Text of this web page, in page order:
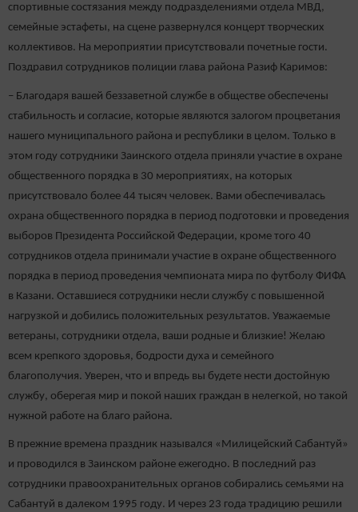
спортивные состязания между подразделениями отдела МВД,
семейные эстафеты, на сцене развернулся концерт творческих
коллективов. На мероприятии присутствовали почетные гости.
Поздравил сотрудников полиции глава района Разиф Каримов:
– Благодаря вашей беззаветной службе в обществе обеспечены
стабильность и согласие, которые являются залогом процветания
нашего муниципального района и республики в целом. Только в
этом году сотрудники Заинского отдела приняли участие в охране
общественного порядка в 30 мероприятиях, на которых
присутствовало более 44 тысяч человек. Вами обеспечивалась
охрана общественного порядка в период подготовки и проведения
выборов Президента Российской Федерации, кроме того 40
сотрудников отдела принимали участие в охране общественного
порядка в период проведения чемпионата мира по футболу ФИФА
в Казани. Оставшиеся сотрудники несли службу с повышенной
нагрузкой и добились положительных результатов. Уважаемые
ветераны, сотрудники отдела, ваши родные и близкие! Желаю
всем крепкого здоровья, бодрости духа и семейного
благополучия. Уверен, что и впредь вы будете нести достойную
службу, оберегая мир и покой наших граждан в нелегкой, но такой
нужной работе на благо района.
В прежние времена праздник назывался «Милицейский Сабантуй»
и проводился в Заинском районе ежегодно. В последний раз
сотрудники правоохранительных органов собирались семьями на
Сабантуй в далеком 1995 году. И через 23 года традицию решили